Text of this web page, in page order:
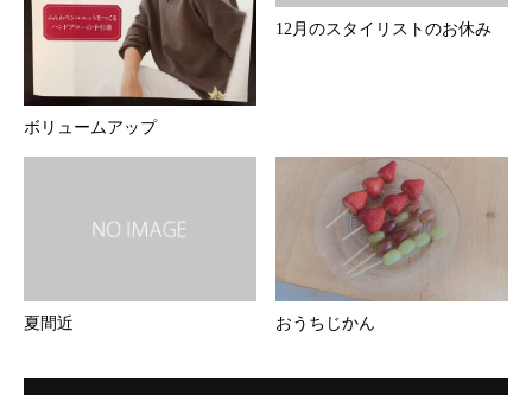
ボリュームアップ
12月のスタイリストのお休み
夏間近 おうちじかん